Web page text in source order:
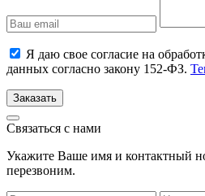
Я даю свое согласие на
данных согласно закону 152-ФЗ.
Заказать
Связаться с нами
Укажите Ваше имя и контактный
перезвоним.